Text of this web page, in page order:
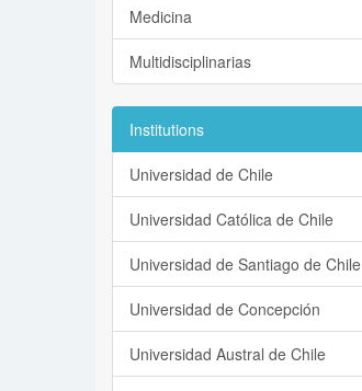
Medicina
Multidisciplinarias
Institutions
Universidad de Chile
Universidad Católica de Chile
Universidad de Santiago de Chile
Universidad de Concepción
Universidad Austral de Chile